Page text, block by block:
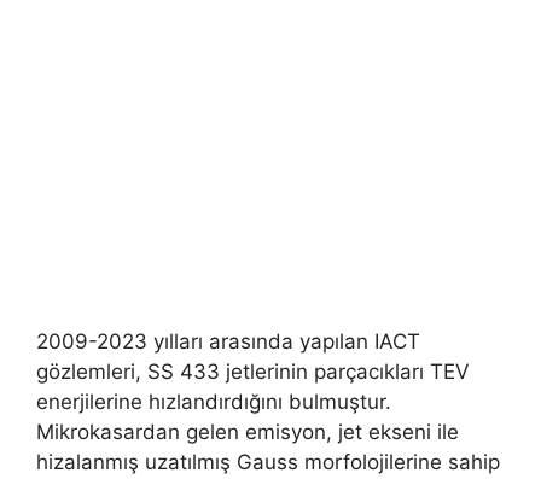
2009-2023 yılları arasında yapılan IACT
gözlemleri, SS 433 jetlerinin parçacıkları TEV
enerjilerine hızlandırdığını bulmuştur.
Mikrokasardan gelen emisyon, jet ekseni ile
hizalanmış uzatılmış Gauss morfolojilerine sahip